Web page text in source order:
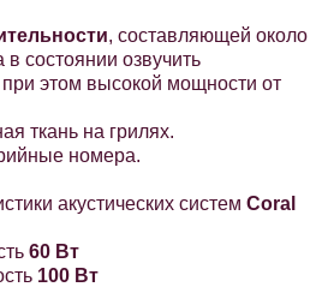
, составляющей около
в состоянии озвучить
этом высокой мощности от
ткань на грилях.
номера.
акустических систем Coral
60 Вт
100 Вт